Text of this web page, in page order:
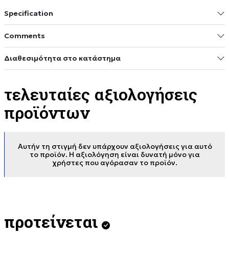
Specification
Comments
Διαθεσιμότητα στο κατάστημα
τελευταίες αξιολογήσεις
προϊόντων
Αυτήν τη στιγμή δεν υπάρχουν αξιολογήσεις για αυτό
το προϊόν. Η αξιολόγηση είναι δυνατή μόνο για
χρήστες που αγόρασαν το προϊόν.
προτείνεται